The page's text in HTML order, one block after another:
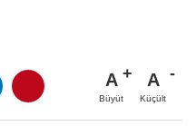
A
Büyüt
A
Küçült